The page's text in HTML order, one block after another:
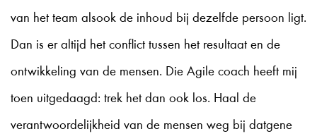
van het team alsook de inhoud bij dezelfde persoon ligt.
Dan is er altijd het conflict tussen het resultaat en de
ontwikkeling van de mensen. Die Agile coach heeft mij
toen uitgedaagd: trek het dan ook los. Haal de
verantwoordelijkheid van de mensen weg bij datgene